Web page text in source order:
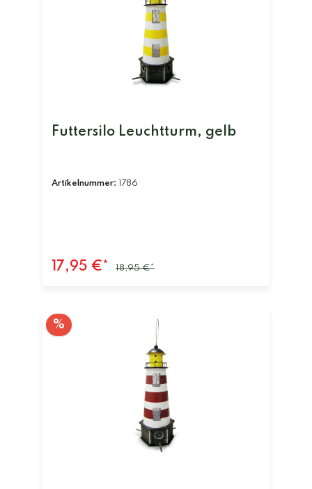
Futtersilo Leuchtturm, gelb
Artikelnummer: 1786
17,95 €* 18,95 €*
%